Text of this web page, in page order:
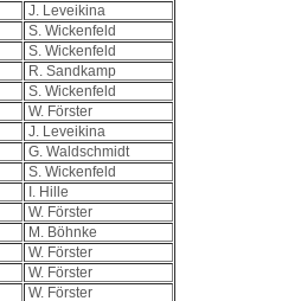
J. Leveikina
S. Wickenfeld
S. Wickenfeld
R. Sandkamp
S. Wickenfeld
W. Förster
J. Leveikina
G. Waldschmidt
S. Wickenfeld
I. Hille
W. Förster
M. Böhnke
W. Förster
W. Förster
W. Förster